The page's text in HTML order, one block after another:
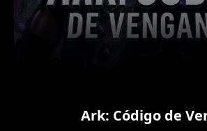
Ark: Código de